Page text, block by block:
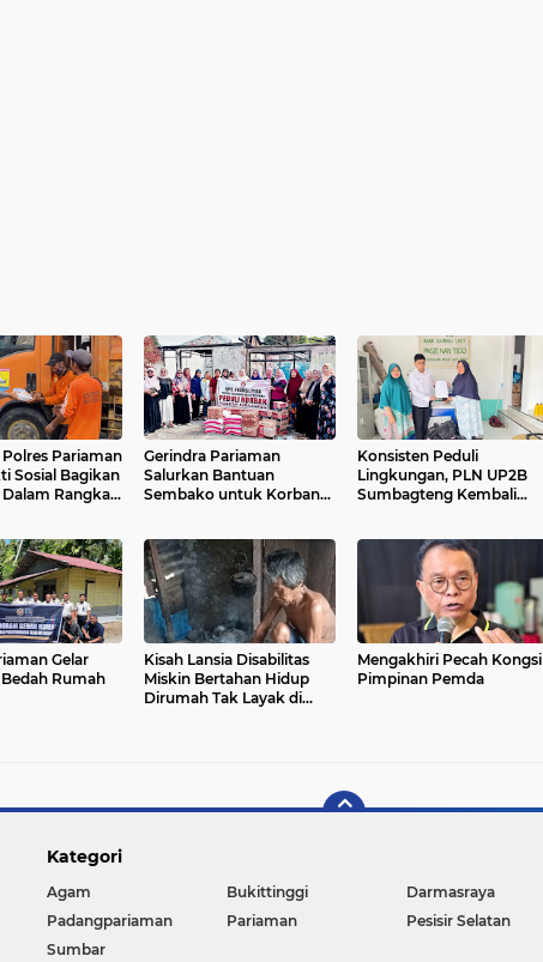
Pariaman
Sosial Bagikan
Rangka
Gerindra Pariaman
Salurkan Bantuan
Sembako untuk Korban
Konsisten Peduli
Lingkungan, PLN UP2B
Sumbagteng Kembali
Pasie Nan Tigo
Gelar
Rumah
Kisah Lansia Disabilitas
Miskin Bertahan Hidup
Dirumah Tak Layak di
Mengakhiri Pecah Kongsi
Pimpinan Pemda
Kategori
Agam Bukittinggi Darmasraya
Padangpariaman
Pariaman Pesisir Selatan
Sumbar